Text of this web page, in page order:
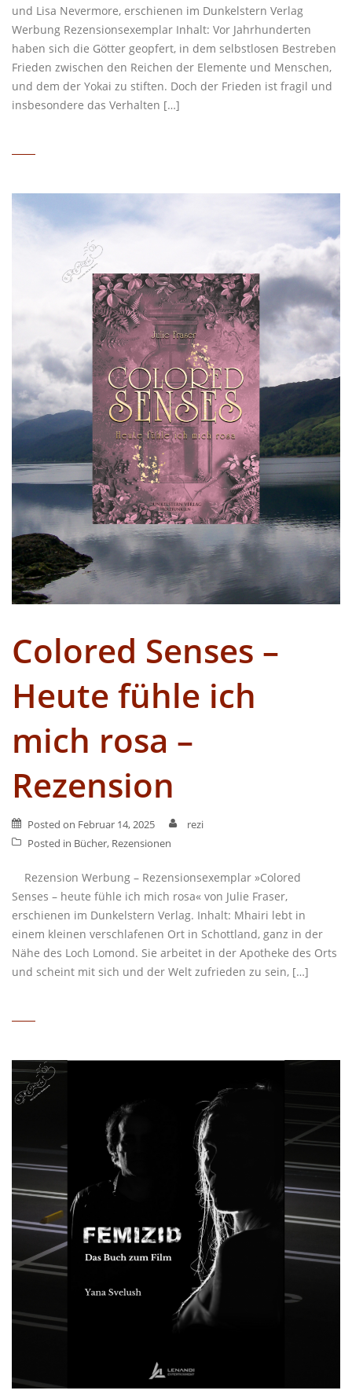
und Lisa Nevermore, erschienen im Dunkelstern Verlag
Werbung Rezensionsexemplar Inhalt: Vor Jahrhunderten
haben sich die Götter geopfert, in dem selbstlosen Bestreben
Frieden zwischen den Reichen der Elemente und Menschen,
und dem der Yokai zu stiften. Doch der Frieden ist fragil und
insbesondere das Verhalten […]
Colored Senses –
Heute fühle ich
mich rosa –
Rezension
Posted on Februar 14, 2025
rezi
Posted in Bücher, Rezensionen
Rezension Werbung – Rezensionsexemplar »Colored
Senses – heute fühle ich mich rosa« von Julie Fraser,
erschienen im Dunkelstern Verlag. Inhalt: Mhairi lebt in
einem kleinen verschlafenen Ort in Schottland, ganz in der
Nähe des Loch Lomond. Sie arbeitet in der Apotheke des Orts
und scheint mit sich und der Welt zufrieden zu sein, […]